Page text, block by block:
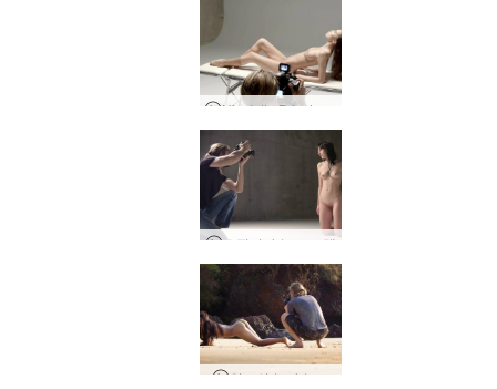
오필리아 누드 모델
인도의 누나 누드